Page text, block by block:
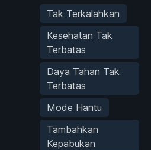
Tak Terkalahkan
Kesehatan Tak
Terbatas
Daya Tahan Tak
Terbatas
Mode Hantu
Tambahkan
Kepabukan